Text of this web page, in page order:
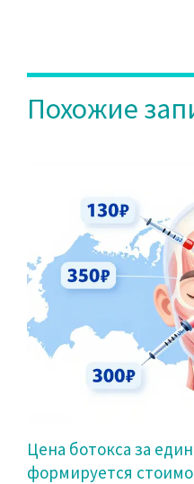
Похожие
Цена ботокса за
формируется